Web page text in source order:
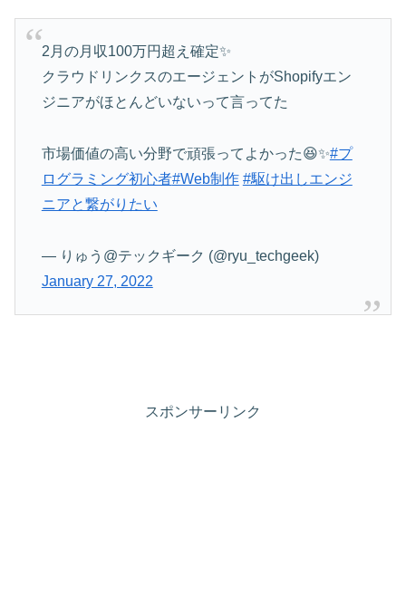
2月の月収100万円超え確定✨
クラウドリンクスのエージェントがShopifyエン
ジニアがほとんどいないって言ってた
市場価値の高い分野で頑張ってよかった😆✨#プ
ログラミング初心者#Web制作 #駆け出しエンジ
ニアと繋がりたい
— りゅう@テックギーク (@ryu_techgeek)
January 27, 2022
スポンサーリンク